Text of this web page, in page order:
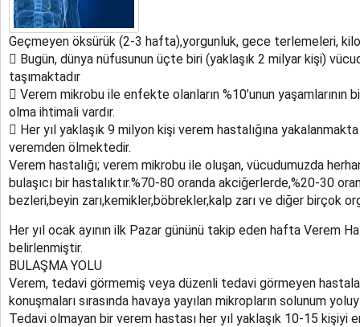
Geçmeyen öksürük (2-3 hafta),yorgunluk, gece terlemeleri,
 Bugün, dünya nüfusunun üçte biri (yaklaşık 2 milyar kişi)
taşımaktadır
 Verem mikrobu ile enfekte olanların %10’unun yaşamlarının
olma ihtimali vardır.
 Her yıl yaklaşık 9 milyon kişi verem hastalığına
veremden ölmektedir.
Verem hastalığı; verem mikrobu ile oluşan, vücudumuzda
bulaşıcı bir hastalıktır.%70-80 oranda akciğerlerde,%20-30
bezleri,beyin zarı,kemikler,böbrekler,kalp zarı ve diğer birçok
Her yıl ocak ayının ilk Pazar gününü takip eden hafta Verem
belirlenmiştir.
BULAŞMA YOLU
Verem, tedavi görmemiş veya düzenli tedavi görmeyen
konuşmaları sırasında havaya yayılan mikropların solunum
Tedavi olmayan bir verem hastası her yıl yaklaşık 10-15 kişiyi